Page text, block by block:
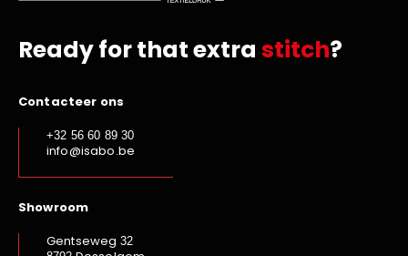
Ready for that extra stitch?
Contacteer ons
+32 56 60 89 30
info@isabo.be
Showroom
Gentseweg 32